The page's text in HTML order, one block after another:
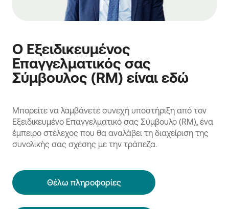
Ο Εξειδικευμένος
Επαγγελματικός σας
Σύμβουλος (RM) είναι εδώ
Μπορείτε να λαμβάνετε συνεχή υποστήριξη από τον
Εξειδικευμένο Επαγγελματικό σας Σύμβουλο (RM), ένα
έμπειρο στέλεχος που θα αναλάβει τη διαχείριση της
συνολικής σας σχέσης με την τράπεζα.
Θέλω πληροφορίες